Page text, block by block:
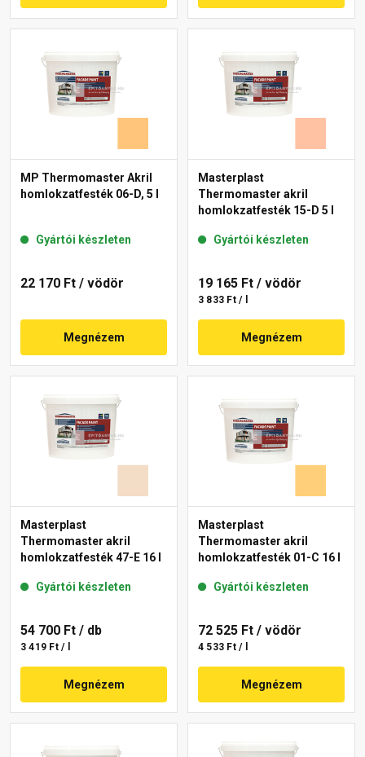
MP Thermomaster Akril
homlokzatfesték 06-D, 5 l
Gyártói készleten
22 170 Ft / vödör
Megnézem
Masterplast
Thermomaster akril
homlokzatfesték 15-D 5 l
Gyártói készleten
19 165 Ft / vödör
3 833 Ft / l
Megnézem
Masterplast
Thermomaster akril
homlokzatfesték 47-E 16 l
Gyártói készleten
54 700 Ft / db
3 419 Ft / l
Megnézem
Masterplast
Thermomaster akril
homlokzatfesték 01-C 16 l
Gyártói készleten
72 525 Ft / vödör
4 533 Ft / l
Megnézem